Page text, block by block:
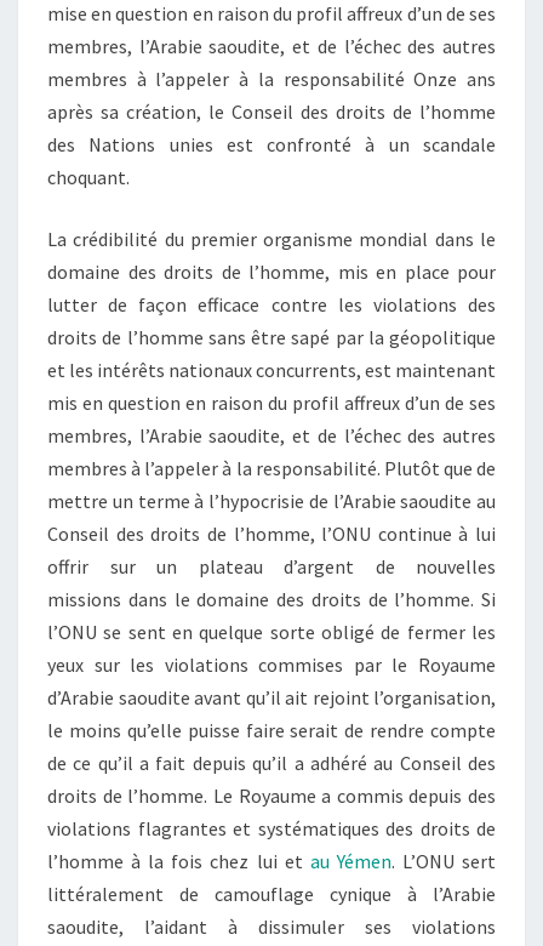
mise en question en raison du profil affreux d’un de ses
membres, l’Arabie saoudite, et de l’échec des autres
membres à l’appeler à la responsabilité Onze ans
après sa création, le Conseil des droits de l’homme
des Nations unies est confronté à un scandale
choquant.
La crédibilité du premier organisme mondial dans le
domaine des droits de l’homme, mis en place pour
lutter de façon efficace contre les violations des
droits de l’homme sans être sapé par la géopolitique
et les intérêts nationaux concurrents, est maintenant
mis en question en raison du profil affreux d’un de ses
membres, l’Arabie saoudite, et de l’échec des autres
membres à l’appeler à la responsabilité. Plutôt que de
mettre un terme à l’hypocrisie de l’Arabie saoudite au
Conseil des droits de l’homme, l’ONU continue à lui
offrir sur un plateau d’argent de nouvelles
missions dans le domaine des droits de l’homme. Si
l’ONU se sent en quelque sorte obligé de fermer les
yeux sur les violations commises par le Royaume
d’Arabie saoudite avant qu’il ait rejoint l’organisation,
le moins qu’elle puisse faire serait de rendre compte
de ce qu’il a fait depuis qu’il a adhéré au Conseil des
droits de l’homme. Le Royaume a commis depuis des
violations flagrantes et systématiques des droits de
l’homme à la fois chez lui et au Yémen. L’ONU sert
littéralement de camouflage cynique à l’Arabie
saoudite, l’aidant à dissimuler ses violations